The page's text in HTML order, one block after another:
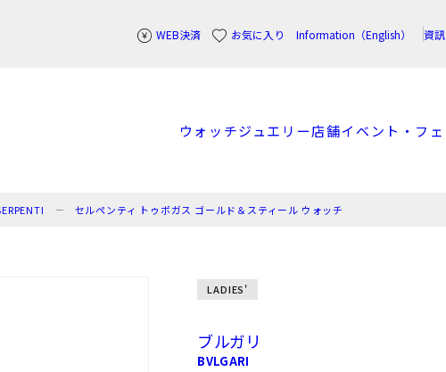
WEB決済 お気に入り Information（English） 資訊
ウォッチジュエリー店舗イベント・フ
セルペンティ トゥボガス ゴールド＆スティール ウォッチ
LADIES'
ブルガリ
BVLGARI